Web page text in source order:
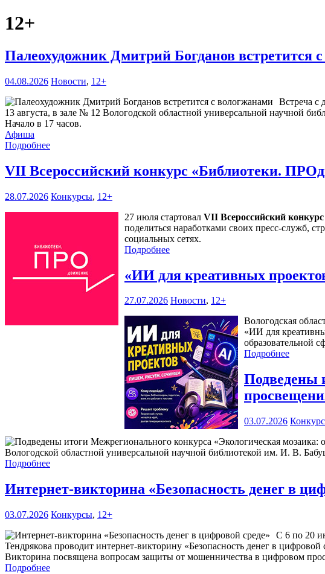
12+
Палеохудожник Дмитрий Богданов встретится
04.08.2026 Новости, 12+
Встреча с
13 августа, в зале № 12 Вологодской областной универсальной научной
Начало в 17 часов.
Афиша
Подробнее
VII Всероссийский конкурс «Библиотеки.
28.07.2026 Конкурсы, 12+
27 июля стартовал VII Всероссийский
поделиться наработками своих пресс-служб,
социальных сетях.
Подробнее
«ИИ для креативных
27.07.2026 Новости, 12+
Вологодская
«ИИ для
образовательной
Подробнее
Подведены
03.07.2026
Вологодской областной универсальной научной библиотекой им. И. В.
Подробнее
Интернет-викторина «Безопасность денег в
03.07.2026 Конкурсы, 12+
С 6 по 20
Тендрякова проводит интернет-викторину «Безопасность денег в цифровой
Викторина посвящена вопросам защиты от мошенничества в цифровом
Подробнее